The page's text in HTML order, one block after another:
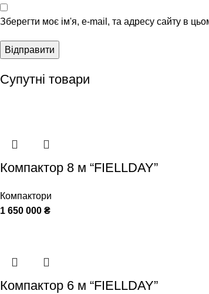
Зберегти моє ім'я, e-mail, та адресу сайту в
Супутні товари
Компактор 8 м “FIELLDAY”
Компактори
1 650 000 ₴
Компактор 6 м “FIELLDAY”